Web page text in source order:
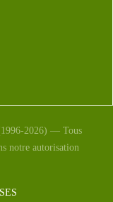
2026) — Tous
notre autorisation